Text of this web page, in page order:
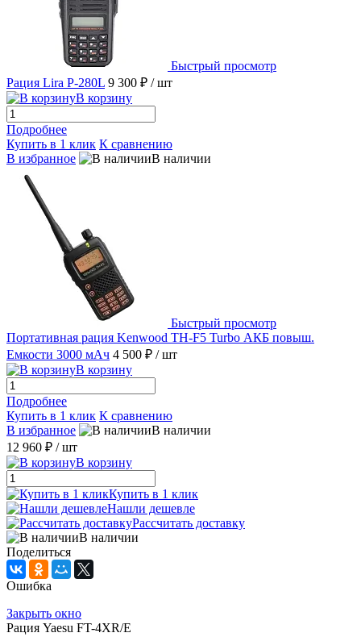
Быстрый просмотр
Рация Lira P-280L 9 300 ₽ / шт
В корзину
Подробнее
Купить в 1 клик К сравнению
В избранное
В наличии
Быстрый просмотр
Портативная рация Kenwood TH-F5 Turbo АКБ повыш.
Емкости 3000 мАч 4 500 ₽ / шт
В корзину
Подробнее
Купить в 1 клик К сравнению
В избранное
В наличии
12 960 ₽ / шт
В корзину
Купить в 1 клик
Нашли дешевле
Рассчитать доставку
В наличии
Поделиться
Ошибка
Закрыть окно
Рация Yaesu FT-4XR/E